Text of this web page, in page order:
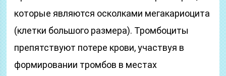
которые являются осколками мегакариоцита
(клетки большого размера). Тромбоциты
препятствуют потере крови, участвуя в
формировании тромбов в местах